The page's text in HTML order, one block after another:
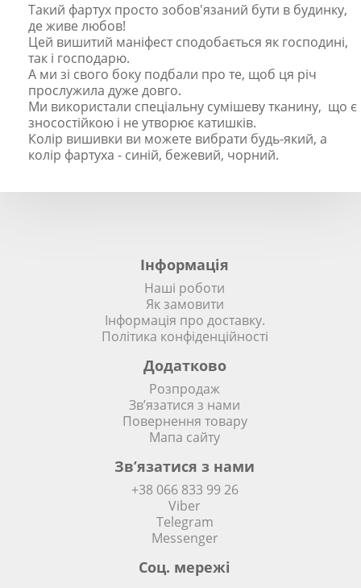
Такий фартух просто зобов'язаний бути в будинку,
де живе любов!
Цей вишитий маніфест сподобається як господині,
так і господарю.
А ми зі свого боку подбали про те, щоб ця річ
прослужила дуже довго.
Ми використали спеціальну сумішеву тканину, що є
зносостійкою і не утворює катишків.
Колір вишивки ви можете вибрати будь-який, а
колір фартуха - синій, бежевий, чорний.
Інформація
Наші роботи
Як замовити
Інформація про доставку.
Політика конфіденційності
Додатково
Розпродаж
Зв’язатися з нами
Повернення товару
Мапа сайту
Зв’язатися з нами
+38 066 833 99 26
Viber
Telegram
Messenger
Соц. мережi